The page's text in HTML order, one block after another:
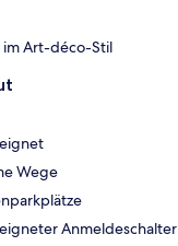
Art-déco-Stil
Wege
Anmeldeschalter